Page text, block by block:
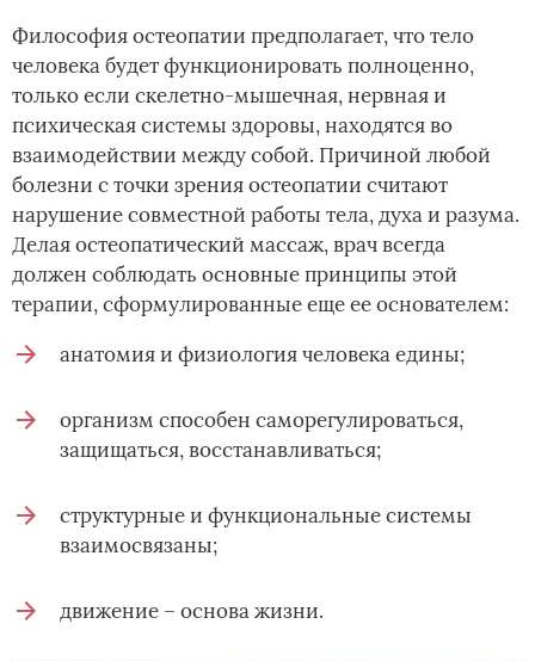
Философия остеопатии предполагает, что тело
человека будет функционировать полноценно,
только если скелетно-мышечная, нервная и
психическая системы здоровы, находятся во
взаимодействии между собой. Причиной любой
болезни с точки зрения остеопатии считают
нарушение совместной работы тела, духа и разума.
Делая остеопатический массаж, врач всегда
должен соблюдать основные принципы этой
терапии, сформулированные еще ее основателем:
анатомия и физиология человека едины;
организм способен саморегулироваться,
защищаться, восстанавливаться;
структурные и функциональные системы
взаимосвязаны;
движение – основа жизни.